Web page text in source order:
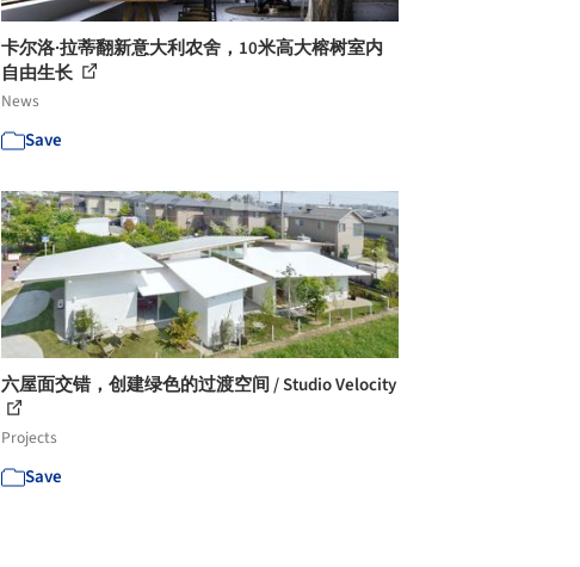
卡尔洛·拉蒂翻新意大利农舍，10米高大榕树室内
自由生长
News
Save
六屋面交错，创建绿色的过渡空间 / Studio Velocity
Projects
Save